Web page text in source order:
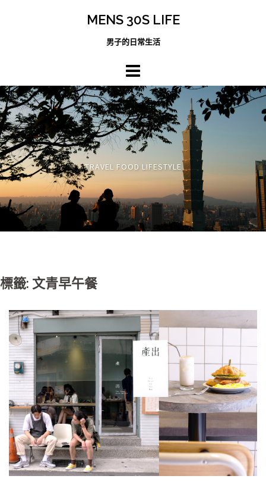
MENS 30S LIFE
男子的日常生活
TRAVEL FOOD LIFESTYLE
標籤: 文青早午餐